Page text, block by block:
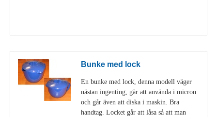
Bunke med lock
En bunke med lock, denna modell väger
nästan ingenting, går att använda i micron
och går även att diska i maskin. Bra
handtag. Locket går att låsa så att man